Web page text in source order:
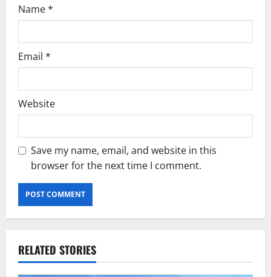
Name*
Email *
Website
Save my name, email, and website in this
browser for the next time I comment.
RELATED STORIES